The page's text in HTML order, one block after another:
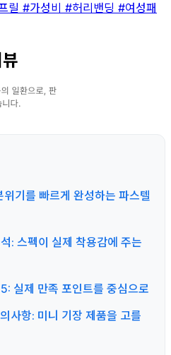
릴 #가성비 #허리밴딩 #여성패
위기를 빠르게 완성하는 파스텔
: 스펙이 실제 착용감에 주는
실제 만족 포인트를 중심으로
사항: 미니 기장 제품을 고를